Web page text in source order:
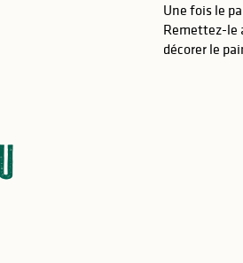
Une fois le
Remettez-le
décorer le